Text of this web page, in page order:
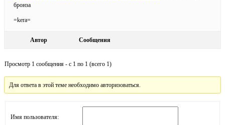
бронза
=kera=
Автор Сообщения
Просмотр 1 сообщения - с 1 по 1 (всего 1)
Для ответа в этой теме необходимо авторизоваться.
Имя пользователя: